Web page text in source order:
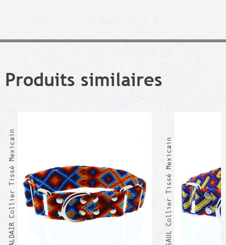
Produits similaires
ALDAIR Collier Tissé Mexicain SAUL Collier Tissé Mexicain